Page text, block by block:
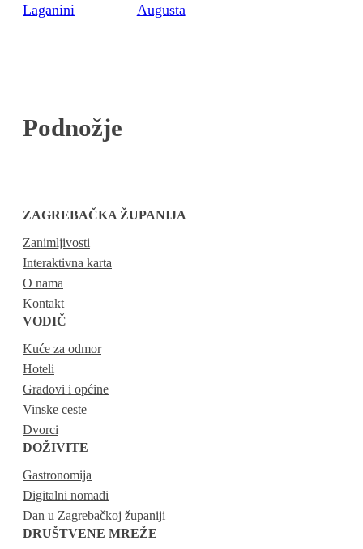
Laganini
Augusta
Podnožje
ZAGREBAČKA ŽUPANIJA
Zanimljivosti
Interaktivna karta
O nama
Kontakt
VODIČ
Kuće za odmor
Hoteli
Gradovi i općine
Vinske ceste
Dvorci
DOŽIVITE
Gastronomija
Digitalni nomadi
Dan u Zagrebačkoj županiji
DRUŠTVENE MREŽE